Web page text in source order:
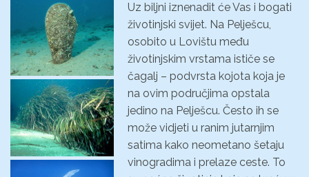
Uz biljni iznenadit će Vas i bogati
životinjski svijet. Na Pelješcu,
osobito u Lovištu među
životinjskim vrstama ističe se
čagalj – podvrsta kojota koja je
na ovim područjima opstala
jedino na Pelješcu. Često ih se
može vidjeti u ranim jutarnjim
satima kako neometano šetaju
vinogradima i prelaze ceste. To